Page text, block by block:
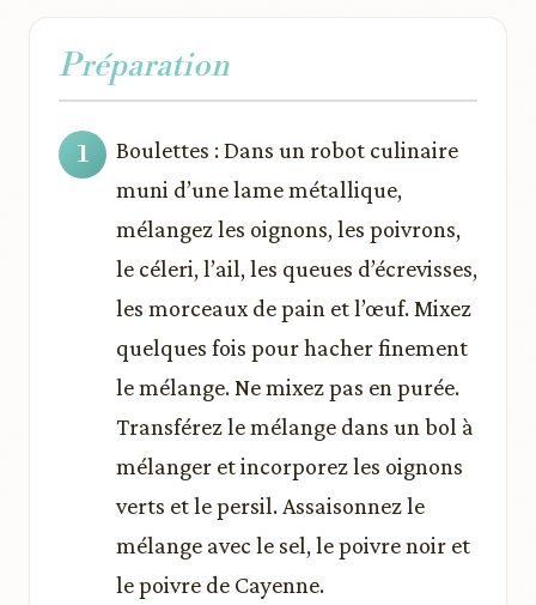
Préparation
Boulettes : Dans un robot culinaire
muni d’une lame métallique,
mélangez les oignons, les poivrons,
le céleri, l’ail, les queues d’écrevisses,
les morceaux de pain et l’œuf. Mixez
quelques fois pour hacher finement
le mélange. Ne mixez pas en purée.
Transférez le mélange dans un bol à
mélanger et incorporez les oignons
verts et le persil. Assaisonnez le
mélange avec le sel, le poivre noir et
le poivre de Cayenne.